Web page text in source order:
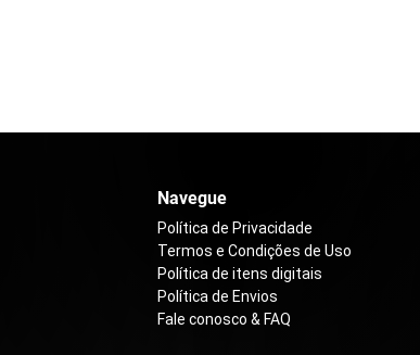
Navegue
Política de Privacidade
Termos e Condições de Uso
Política de itens digitais
Política de Envios
Fale conosco & FAQ